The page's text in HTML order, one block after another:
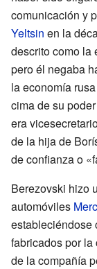
comunicación y
Yeltsin en la
descrito como la
pero él negaba
la economía
cima de su
era
de la hija de
de confianza o
Berezovski hizo
automóviles
estableciéndose
fabricados por
de la compañía